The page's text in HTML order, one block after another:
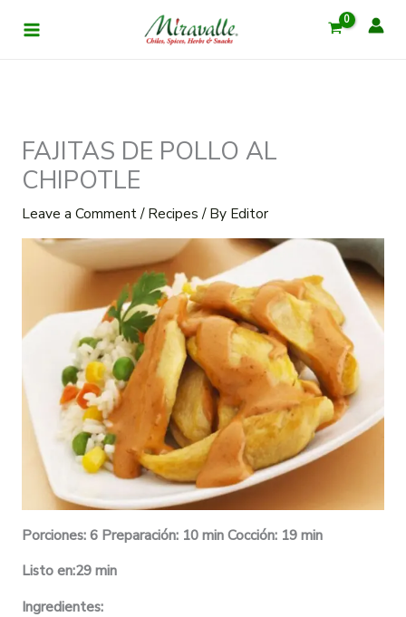
FAJITAS DE POLLO AL
CHIPOTLE
Leave a Comment/Recipes/ By Editor
Porciones: 6 Preparación: 10 min Cocción: 19 min
Listo en:29 min
Ingredientes: